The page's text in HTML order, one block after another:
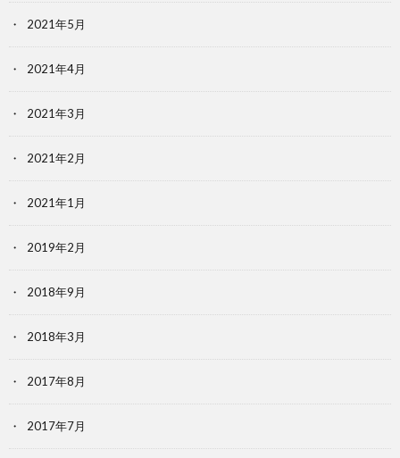
2021年5月
2021年4月
2021年3月
2021年2月
2021年1月
2019年2月
2018年9月
2018年3月
2017年8月
2017年7月